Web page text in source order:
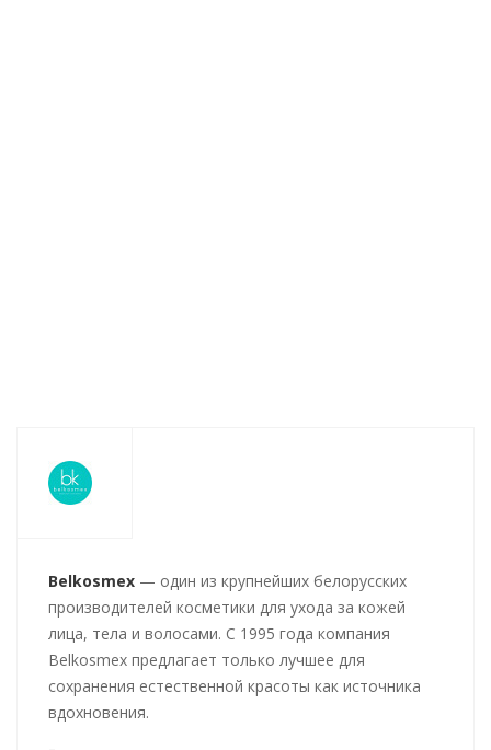
Belkosmex — один из крупнейших белорусских
производителей косметики для ухода за кожей
лица, тела и волосами. С 1995 года компания
Belkosmex предлагает только лучшее для
сохранения естественной красоты как источника
вдохновения.